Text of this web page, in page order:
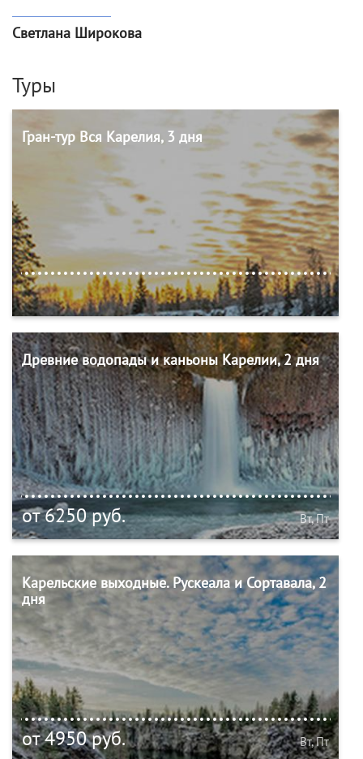
Светлана Широкова
Туры
Гран-тур Вся Карелия, 3 дня
Древние водопады и каньоны Карелии, 2 дня
от 6250 руб. Вт, Пт
Карельские выходные. Рускеала и Сортавала, 2
дня
от 4950 руб. Вт, Пт